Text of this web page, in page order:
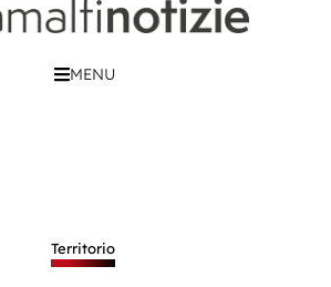
MENU
Territorio